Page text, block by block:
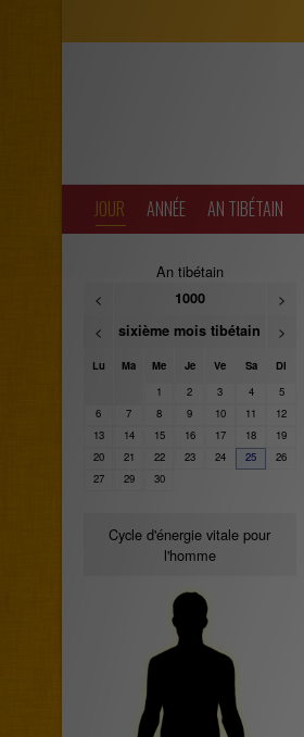
JOUR ANNÉE AN TIBÉTAIN
An tibétain
<
1000
>
<
sixième mois tibétain >
Lu Ma Me Je Ve Sa
Di
1
2 3 4
5
6
7 8 9 10 11
12
13
14 15 16 17 18
19
20
21 22 23 24 25
26
27
29 30
Cycle d'énergie vitale pour
l'homme